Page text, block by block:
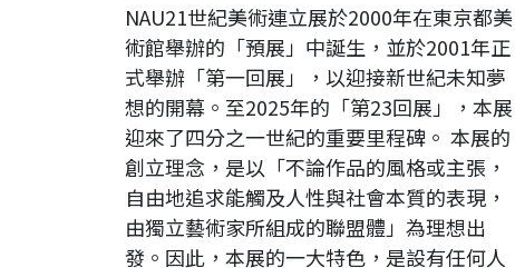
NAU21世紀美術連立展於2000年在東京都美
術館舉辦的「預展」中誕生，並於2001年正
式舉辦「第一回展」，以迎接新世紀未知夢
想的開幕。至2025年的「第23回展」，本展
迎來了四分之一世紀的重要里程碑。 本展的
創立理念，是以「不論作品的風格或主張，
自由地追求能觸及人性與社會本質的表現，
由獨立藝術家所組成的聯盟體」為理想出
發。因此，本展的一大特色，是設有任何人